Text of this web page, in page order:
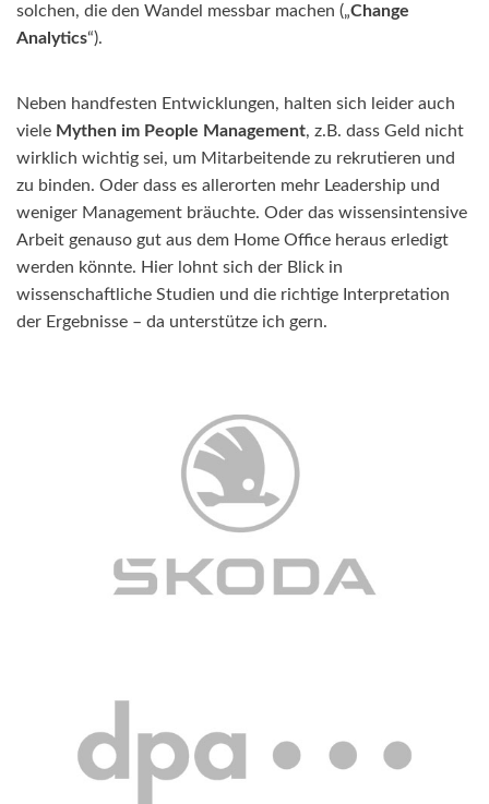
solchen, die den Wandel messbar machen („Change
Analytics“).
Neben handfesten Entwicklungen, halten sich leider auch
viele Mythen im People Management, z.B. dass Geld nicht
wirklich wichtig sei, um Mitarbeitende zu rekrutieren und
zu binden. Oder dass es allerorten mehr Leadership und
weniger Management bräuchte. Oder das wissensintensive
Arbeit genauso gut aus dem Home Office heraus erledigt
werden könnte. Hier lohnt sich der Blick in
wissenschaftliche Studien und die richtige Interpretation
der Ergebnisse – da unterstütze ich gern.